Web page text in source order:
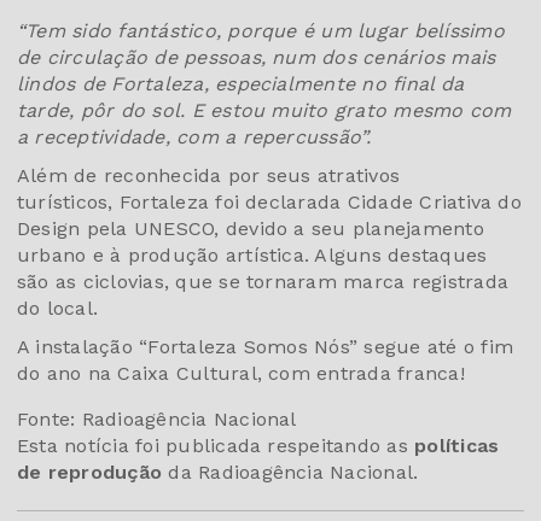
“Tem sido fantástico, porque é um lugar belíssimo
de circulação de pessoas, num dos cenários mais
lindos de Fortaleza, especialmente no final da
tarde, pôr do sol. E estou muito grato mesmo com
a receptividade, com a repercussão”.
Além de reconhecida por seus atrativos
turísticos, Fortaleza foi declarada Cidade Criativa do
Design pela UNESCO, devido a seu planejamento
urbano e à produção artística. Alguns destaques
são as ciclovias, que se tornaram marca registrada
do local.
A instalação “Fortaleza Somos Nós” segue até o fim
do ano na Caixa Cultural, com entrada franca!
Fonte: Radioagência Nacional
Esta notícia foi publicada respeitando as políticas
de reprodução da Radioagência Nacional.